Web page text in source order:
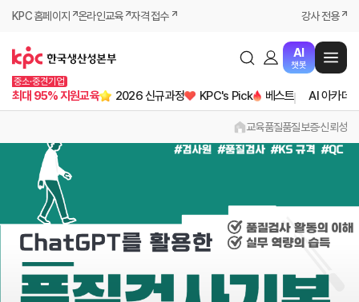
KPC 홈페이지 온라인교육 자격 접수 강사 전용
AI
챗봇
중소·중견기업
최대 95% 지원교육 2026 신규과정 KPC's Pick 베스트 AI 아카데
교육품질품질보증·신뢰성